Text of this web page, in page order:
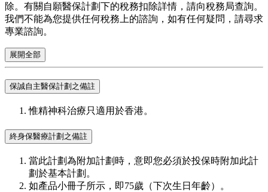
除。有關自願醫保計劃下的稅務扣除詳情，請向稅務局查詢。
我們不能為您提供任何稅務上的諮詢，如有任何疑問，請尋求
專業諮詢。
展開全部
保誠自主醫保計劃之備註
惟精神科治療只適用於香港。
終身保醫療計劃之備註
當此計劃為附加計劃時，意即您必須於投保時附加此計
劃於基本計劃。
如產品小冊子所示，即75歲（下次生日年齡）。